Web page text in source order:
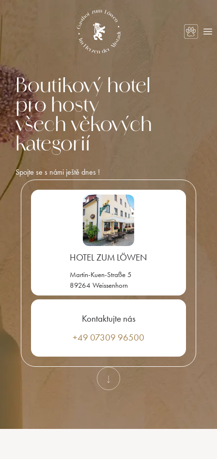
Boutikový hotel
pro hosty
všech věkových
kategorií
Spojte se s námi ještě dnes !
HOTEL ZUM LÖWEN
Martin-Kuen-Straße 5
89264 Weissenhorn
Kontaktujte nás
+49 07309 96500